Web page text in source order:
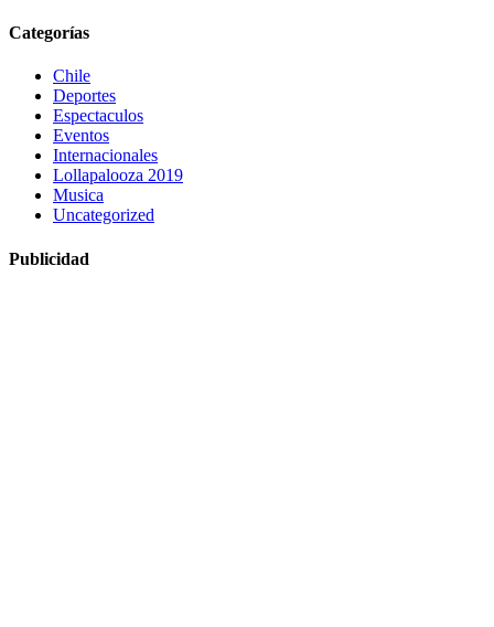
Categorías
Chile
Deportes
Espectaculos
Eventos
Internacionales
Lollapalooza 2019
Musica
Uncategorized
Publicidad